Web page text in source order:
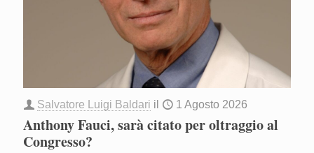
Salvatore Luigi Baldari il 1 Agosto 2026
Anthony Fauci, sarà citato per oltraggio al
Congresso?